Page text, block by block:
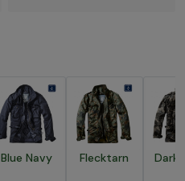
Blue Navy Flecktarn